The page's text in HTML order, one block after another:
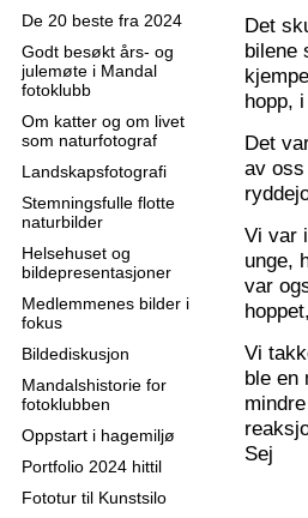
De 20 beste fra 2024
Godt besøkt års- og
julemøte i Mandal
fotoklubb
Om katter og om livet
som naturfotograf
Landskapsfotografi
Stemningsfulle flotte
naturbilder
Helsehuset og
bildepresentasjoner
Medlemmenes bilder i
fokus
Bildediskusjon
Mandalshistorie for
fotoklubben
Oppstart i hagemiljø
Portfolio 2024 hittil
Fototur til Kunstsilo
Det
bilene
hopp,
Det
av
Vi var
unge,
var
Vi
ble en
Sej